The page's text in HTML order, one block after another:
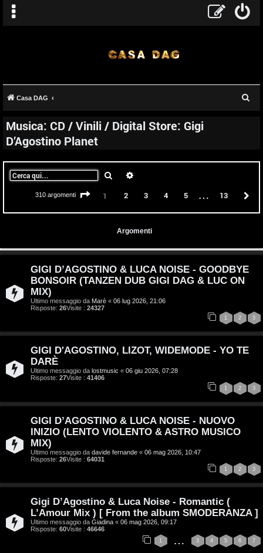
A
g
m
n
i
Casa DAG
Musica: CD / Vinili / Digital Store: Gigi
D’Agostino Planet
Cerca
310 argomenti Pagina di
1 2 3 4 5 … 13
Argomenti
GIGI D’AGOSTINO & LUCA NOISE - GOODBYE
BONSOIR (TANZEN DUB GIGI DAG & LUC ON
MIX)
Ultimo messaggio da Marè « 06 lug 2026, 21:06
Risposte: 26Visite : 24327
1 2 3
GIGI D'AGOSTINO, LIZOT, WIDEMODE - YO TE
DARÈ
Ultimo messaggio da lostmusic « 06 giu 2026, 07:28
Risposte: 27Visite : 41406
1 2 3
GIGI D’AGOSTINO & LUCA NOISE - NUOVO
INIZIO (LENTO VIOLENTO & ASTRO MUSICO
MIX)
Ultimo messaggio da davide fernande « 06 mag 2026, 10:47
Risposte: 26Visite : 64031
1 2 3
Gigi D’Agostino & Luca Noise - Romantic (
L’Amour Mix ) [ From the album SMODERANZA ]
Ultimo messaggio da Giadina « 06 mag 2026, 09:17
Risposte: 60Visite : 46646
1 … 3 4 5 6 7
o
p
i
A
t
v